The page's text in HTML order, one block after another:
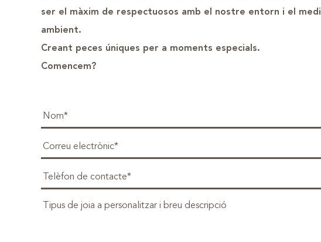
ser el màxim de respectuosos amb el nostre entorn i el medi
ambient.
Creant peces úniques per a moments especials.
Comencem?